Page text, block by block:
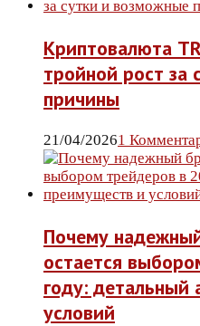
Криптовалюта
тройной рост за
причины
21/04/20261
Почему
остается
году: детальный
условий